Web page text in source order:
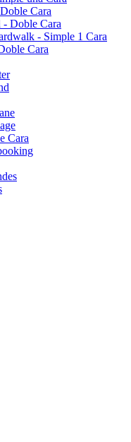
Cara
- Doble Cara
- Simple 1 Cara
Cara
Cara